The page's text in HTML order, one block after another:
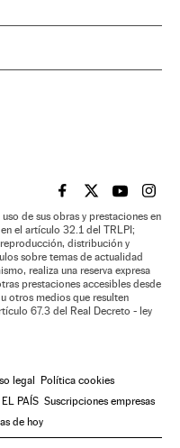
EL PAÍS BRASIL EN
EL PAÍSEL PAÍS
EL
de sus obras y prestaciones en
el artículo 32.1 del TRLPI;
distribución y
sobre temas de actualidad
realiza una reserva expresa
prestaciones accesibles desde
otros medios que resulten
67.3 del Real Decreto - ley
legal
Política cookies
PAÍS Suscripciones empresas
de hoy